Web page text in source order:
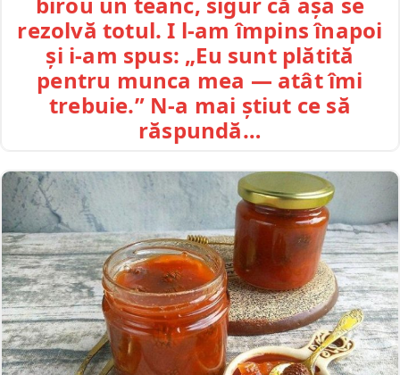
rezolvă totul. I l-am împins înapoi
și i-am spus: „Eu sunt plătită
pentru munca mea — atât îmi
trebuie.” N-a mai știut ce să
răspundă…